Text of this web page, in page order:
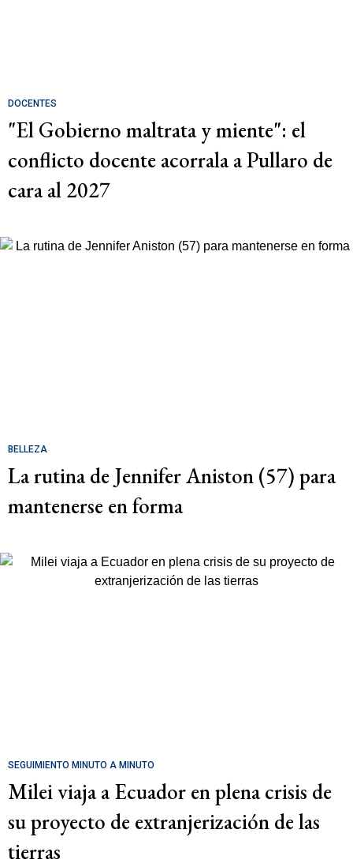
DOCENTES
"El Gobierno maltrata y miente": el
conflicto docente acorrala a Pullaro de
cara al 2027
BELLEZA
La rutina de Jennifer Aniston (57) para
mantenerse en forma
SEGUIMIENTO MINUTO A MINUTO
Milei viaja a Ecuador en plena crisis de
su proyecto de extranjerización de las
tierras